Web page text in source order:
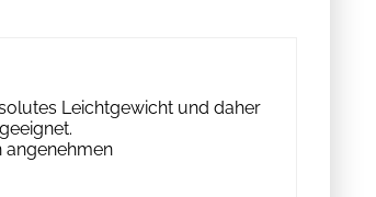
Leichtgewicht und daher
angenehmen